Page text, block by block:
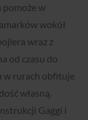
pomoże w
wokół
wraz z
od czasu do
w rurach obfituje
własną.
Gaggi i